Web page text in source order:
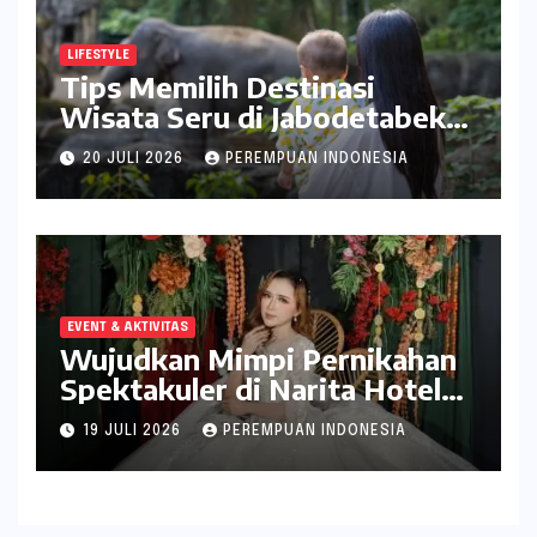
LIFESTYLE
Tips Memilih Destinasi
Wisata Seru di Jabodetabek
ala inDrive
20 JULI 2026 PEREMPUAN INDONESIA
EVENT & AKTIVITAS
Wujudkan Mimpi Pernikahan
Spektakuler di Narita Hotel
Surabaya
19 JULI 2026 PEREMPUAN INDONESIA